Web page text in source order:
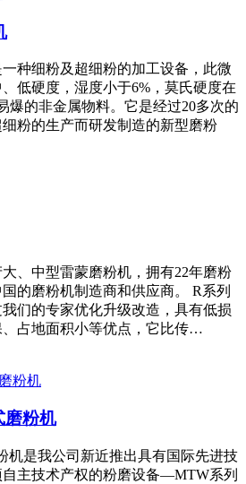
种细粉及超细粉的加工设备，此微
低硬度，湿度小于6%，莫氏硬度在
爆的非金属物料。它是经过20多次的
粉的生产而研发制造的新型磨粉
、中型雷蒙磨粉机，拥有22年磨粉
的磨粉机制造商和供应商。 R系列
们的专家优化升级改造，具有低损
占地面积小等优点，它比传…
粉机
机是我公司新近推出具有国际先进技
主技术产权的粉磨设备—MTW系列